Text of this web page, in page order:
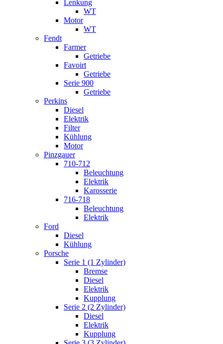
Lenkung
WT
Motor
WT
Fendt
Farmer
Getriebe
Favoirt
Getriebe
Serie 900
Getriebe
Perkins
Diesel
Elektrik
Filter
Kühlung
Motor
Pinzgauer
710-712
Beleuchtung
Elektrik
Karosserie
716-718
Beleuchtung
Elektrik
Ford
Diesel
Kühlung
Porsche
Serie 1 (1 Zylinder)
Bremse
Diesel
Elektrik
Kupplung
Serie 2 (2 Zylinder)
Diesel
Elektrik
Kupplung